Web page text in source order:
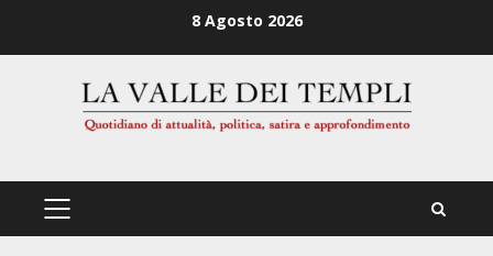
8 Agosto 2026
PRIMÄRES